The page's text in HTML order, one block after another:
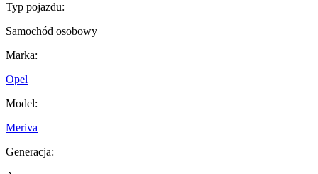
Typ pojazdu:
Samochód osobowy
Marka:
Opel
Model:
Meriva
Generacja: